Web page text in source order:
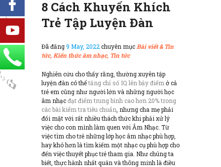
8 Cách Khuyến Khích
Trẻ Tập Luyện Đàn
Đã đăng9 May, 2022chuyên mục Bài viết & Tin
tức, Kiến thức âm nhạc, Tin tức
Nghiên cứu cho thấy rằng, thường xuyên tập
luyện đàn có thểtăng chỉ số IQ lên bảy điểm ở cả
trẻ em cũng như người lớn và những người học
âm nhạcđạt điểm trung bình cao hơn 20% trong
các bài kiểm tra tiêu chuẩn , nhưng cha mẹ phải
đối mặt với rất nhiều thách thức khi phải xử lý
việc cho con mình làm quen với Âm Nhạc. Từ
việc tìm cho trẻ những lớp học âm nhạc phù hợp,
hay khó hơn là tìm kiếm một nhạc cụ phù hợp cho
đến việc thuyết phục trẻ tham gia. Như chúng ta
biết, thực hành nhất quán và thông minh là điều